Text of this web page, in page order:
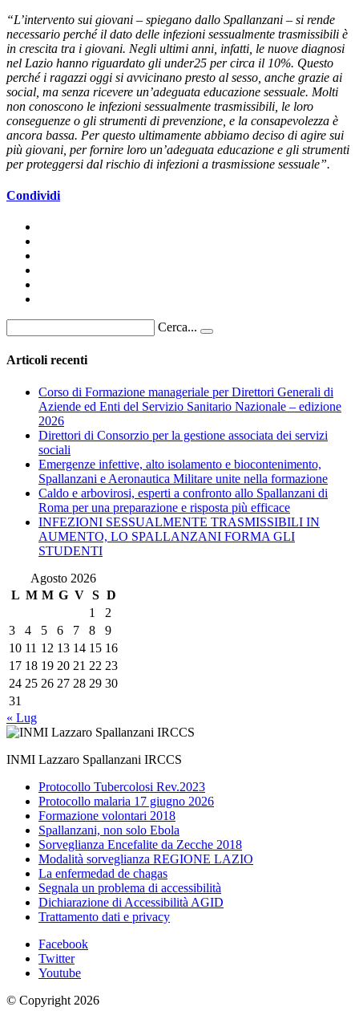
“L’intervento sui giovani – spiegano dallo Spallanzani – si rende
necessario perché il dato delle infezioni sessualmente trasmissibili è
in crescita tra i giovani. Negli ultimi anni, infatti, le nuove diagnosi
nel Lazio hanno riguardato gli under25 per circa il 10%. Questo
perché i ragazzi oggi si avvicinano presto al sesso, anche grazie ai
social, ma senza ricevere un’adeguata educazione sessuale. Molti
non conoscono le infezioni sessualmente trasmissibili, le loro
conseguenze o gli strumenti di prevenzione, e la consapevolezza è
ancora bassa. Per questo ultimamente abbiamo deciso di agire sui
più giovani, per fornire loro un’adeguata educazione e gli strumenti
per proteggersi dal rischio di infezioni a trasmissione sessuale”.
Condividi
Cerca...
Articoli recenti
Corso di Formazione manageriale per Direttori Generali di
Aziende ed Enti del Servizio Sanitario Nazionale – edizione
2026
Direttori di Consorzio per la gestione associata dei servizi
sociali
Emergenze infettive, alto isolamento e biocontenimento,
Spallanzani e Aeronautica Militare unite nella formazione
Caldo e arbovirosi, esperti a confronto allo Spallanzani di
Roma per una preparazione e risposta più efficace
INFEZIONI SESSUALMENTE TRASMISSIBILI IN
AUMENTO, LO SPALLANZANI FORMA GLI
STUDENTI
Agosto 2026
L M M G V S D
1
2
3
4 5 6 7 8
9
10 11 12 13 14 15 16
17 18 19 20 21 22 23
24 25 26 27 28 29 30
31
« Lug
INMI Lazzaro Spallanzani IRCCS
Protocollo Tubercolosi Rev.2023
Protocollo malaria 17 giugno 2026
Formazione volontari 2018
Spallanzani, non solo Ebola
Sorveglianza Encefalite da Zecche 2018
Modalità sorveglianza REGIONE LAZIO
La enfermedad de chagas
Segnala un problema di accessibilità
Dichiarazione di Accessibilità AGID
Trattamento dati e privacy
Facebook
Twitter
Youtube
© Copyright 2026